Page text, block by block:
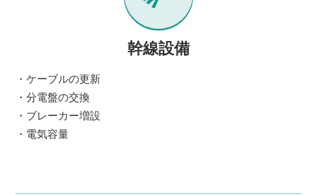
幹線設備
・ケーブルの更新
・分電盤の交換
・ブレーカー増設
・電気容量